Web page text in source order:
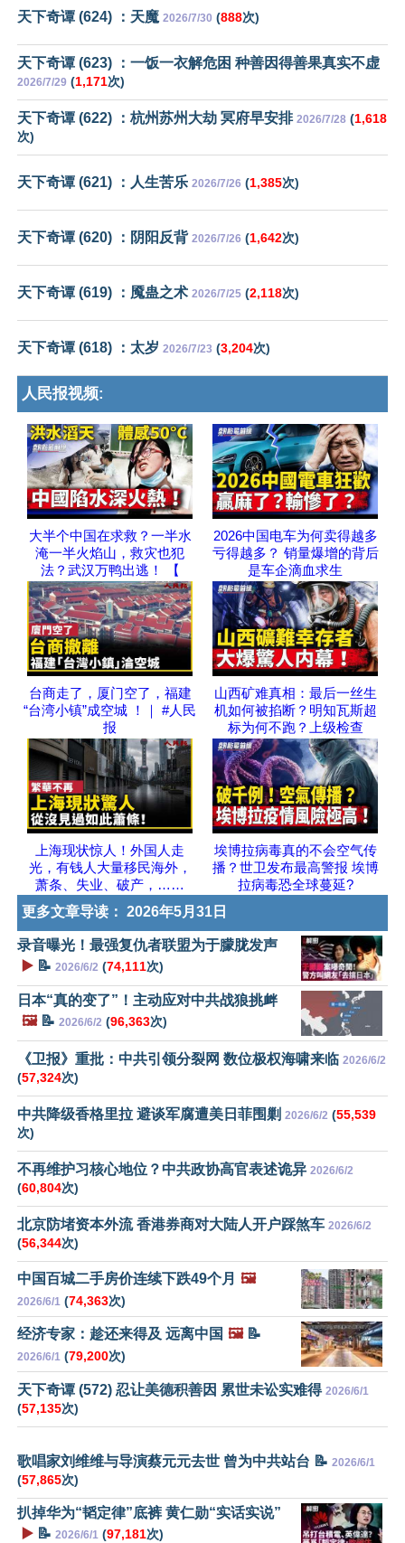
天下奇谭 (624) ：天魔 2026/7/30 (888次)
天下奇谭 (623) ：一饭一衣解危困 种善因得善果真实不虚
2026/7/29 (1,171次)
天下奇谭 (622) ：杭州苏州大劫 冥府早安排 2026/7/28 (1,618
次)
天下奇谭 (621) ：人生苦乐 2026/7/26 (1,385次)
天下奇谭 (620) ：阴阳反背 2026/7/26 (1,642次)
天下奇谭 (619) ：魇蛊之术 2026/7/25 (2,118次)
天下奇谭 (618) ：太岁 2026/7/23 (3,204次)
人民报视频:
大半个中国在求救？一半水
淹一半火焰山，救灾也犯
法？武汉万鸭出逃！ 【
2026中国电车为何卖得越多
亏得越多？ 销量爆增的背后
是车企滴血求生
台商走了，厦门空了，福建
“台湾小镇”成空城 ！｜ #人民
报
山西矿难真相：最后一丝生
机如何被掐断？明知瓦斯超
标为何不跑？上级检查
上海现状惊人！外国人走
光，有钱人大量移民海外，
萧条、失业、破产，……
埃博拉病毒真的不会空气传
播？世卫发布最高警报 埃博
拉病毒恐全球蔓延?
更多文章导读： 2026年5月31日
录音曝光！最强复仇者联盟为于朦胧发声
▶️ 📝 2026/6/2 (74,111次)
日本“真的变了”！主动应对中共战狼挑衅
🖼️📝 2026/6/2 (96,363次)
《卫报》重批：中共引领分裂网 数位极权海啸来临 2026/6/2
(57,324次)
中共降级香格里拉 避谈军腐遭美日菲围剿 2026/6/2 (55,539
次)
不再维护习核心地位？中共政协高官表述诡异 2026/6/2
(60,804次)
北京防堵资本外流 香港券商对大陆人开户踩煞车 2026/6/2
(56,344次)
中国百城二手房价连续下跌49个月 🖼️
2026/6/1 (74,363次)
经济专家：趁还来得及 远离中国 🖼️📝
2026/6/1 (79,200次)
天下奇谭 (572) 忍让美德积善因 累世未讼实难得 2026/6/1
(57,135次)
歌唱家刘维维与导演蔡元元去世 曾为中共站台 📝 2026/6/1
(57,865次)
扒掉华为“韬定律”底裤 黄仁勋“实话实说”
▶️ 📝 2026/6/1 (97,181次)